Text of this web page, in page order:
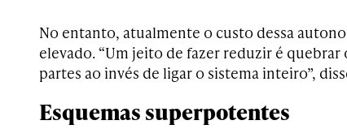
No entanto, atualmente o custo dessa
elevado. “Um jeito de fazer reduzir é quebrar
partes ao invés de ligar o sistema inteiro”,
Esquemas superpotentes